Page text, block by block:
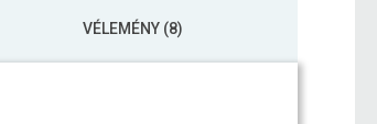
VÉLEMÉNY (8)